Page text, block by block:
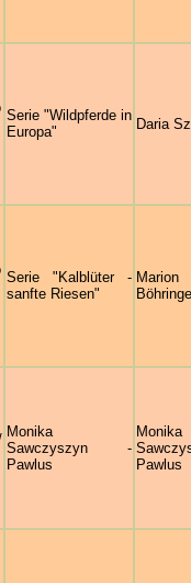
Serie "Wildpferde in
Europa"
Daria
Serie "Kalblüter -
sanfte Riesen"
Marion
Monika
Sawczyszyn -
Pawlus
Monika
Pawlus